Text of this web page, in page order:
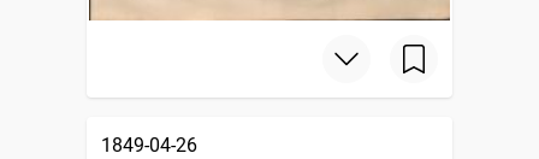
1849-04-26